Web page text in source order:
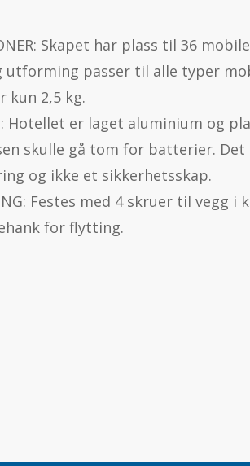
Skapet har plass til 36
utforming passer til alle typer
kun 2,5 kg.
Hotellet er laget aluminium og
skulle gå tom for batterier.
og ikke et sikkerhetsskap.
Festes med 4 skruer til vegg
for flytting.